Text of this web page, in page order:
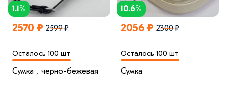
1.1%
2570 ₽ 2599 ₽
Осталось 100 шт
Сумка , черно-бежевая
10.6%
2056 ₽ 2300 ₽
Осталось 100 шт
Сумка